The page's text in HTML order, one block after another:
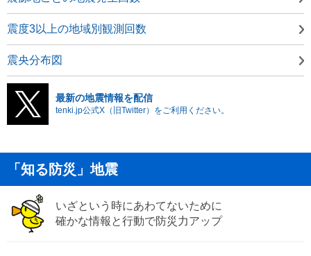
震度3以上の地域別観測回数
震央分布図
最新の地震情報を配信
tenki.jp公式X（旧Twitter）をご利用ください。
「知る防災」地震
いざという時にあわてないために
確かな情報と行動で防災力アップ